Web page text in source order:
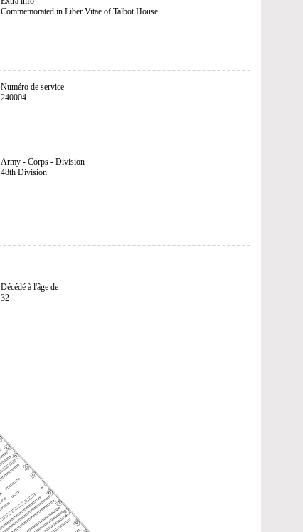
Commemorated in Liber Vitae of Talbot House
Numéro de service
240004
Army - Corps - Division
48th Division
Décédé à l'âge de
32